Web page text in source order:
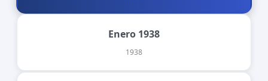
Enero 1938
1938